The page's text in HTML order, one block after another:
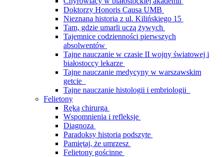
Doktorzy Honoris Causa UMB
Nieznana historia z ul. Kilińskiego 15
Tam, gdzie umarli uczą żywych
Tajemnice codzienności pierwszych
absolwentów
Tajne nauczanie w czasie II wojny światowej i
białostoccy lekarze
Tajne nauczanie medycyny w warszawskim
getcie
Tajne nauczanie histologii i embriologii
Felietony
Ręką chirurga
Wspomnienia i refleksje
Diagnoza
Paradoksy historią podszyte
Pamiętaj, że umrzesz
Felietony gościnne